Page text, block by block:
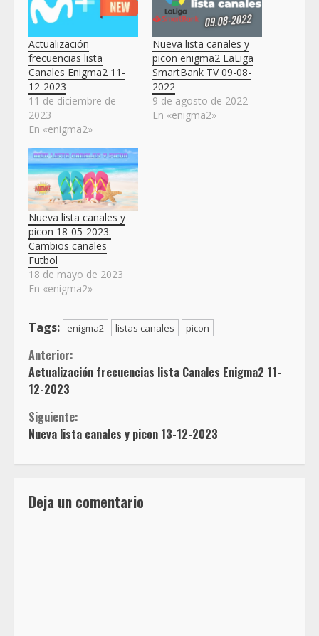
Actualización
frecuencias lista
Canales Enigma2 11-
12-2023
11 de diciembre de
2023
En «enigma2»
Nueva lista canales y
picon enigma2 LaLiga
SmartBank TV 09-08-
2022
9 de agosto de 2022
En «enigma2»
Nueva lista canales y
picon 18-05-2023:
Cambios canales
Futbol
18 de mayo de 2023
En «enigma2»
Tags: enigma2 listas canales picon
Sigue
leyendo
Anterior:
Actualización frecuencias lista Canales Enigma2 11-
12-2023
Siguiente:
Nueva lista canales y picon 13-12-2023
Deja un comentario